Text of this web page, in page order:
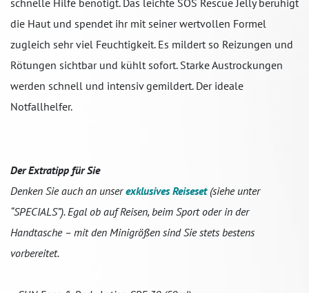
schnelle Hilfe benötigt. Das leichte SOS Rescue Jelly beruhigt
die Haut und spendet ihr mit seiner wertvollen Formel
zugleich sehr viel Feuchtigkeit. Es mildert so Reizungen und
Rötungen sichtbar und kühlt sofort. Starke Austrockungen
werden schnell und intensiv gemildert. Der ideale
Notfallhelfer.
Der Extratipp für Sie
Denken Sie auch an unserexklusives Reiseset(siehe unter
“SPECIALS”). Egal ob auf Reisen, beim Sport oder in der
Handtasche – mit den Minigrößen sind Sie stets bestens
vorbereitet.